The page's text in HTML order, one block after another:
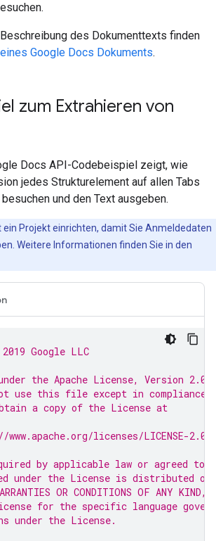
des Dokumenttexts finden
Google Docs Dokuments.
zum Extrahieren von
Docs API-Codebeispiel zeigt, wie
jedes Strukturelement auf allen Tabs
und den Text ausgeben.
Projekt einrichten, damit Sie Anmeldedaten
Weitere Informationen finden Sie in den
Google LLC
the Apache License, Version
use this file except in compliance
a copy of the License at
licenses/LICENSE-2.0
by applicable law or agreed to
under the License is distributed on
OR CONDITIONS OF ANY
for the specific language
under the License.